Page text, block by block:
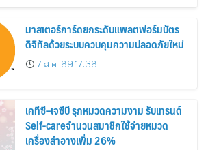
มาสเตอร์การ์ดยกระดับแพลตฟอร์มบัตร
ดิจิทัลด้วยระบบควบคุมความปลอดภัยใหม่
7 ส.ค. 69 17:36
เคทีซี–เจซีบี รุกหมวดความงาม รับเทรนด์
Self-careจำนวนสมาชิกใช้จ่ายหมวด
เครื่องสำอางเพิ่ม 26%